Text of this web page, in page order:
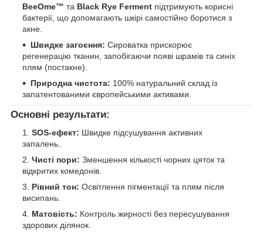
BeeOme™ та Black Rye Ferment підтримують корисні
бактерії, що допомагають шкірі самостійно боротися з
акне.
Швидке загоєння: Сироватка прискорює
регенерацію тканин, запобігаючи появі шрамів та синіх
плям (постакне).
Природна чистота: 100% натуральний склад із
запатентованими європейськими активами.
Основні результати:
SOS-ефект: Швидке підсушування активних
запалень.
Чисті пори: Зменшення кількості чорних цяток та
відкритих комедонів.
Рівний тон: Освітлення пігментації та плям після
висипань.
Матовість: Контроль жирності без пересушування
здорових ділянок.